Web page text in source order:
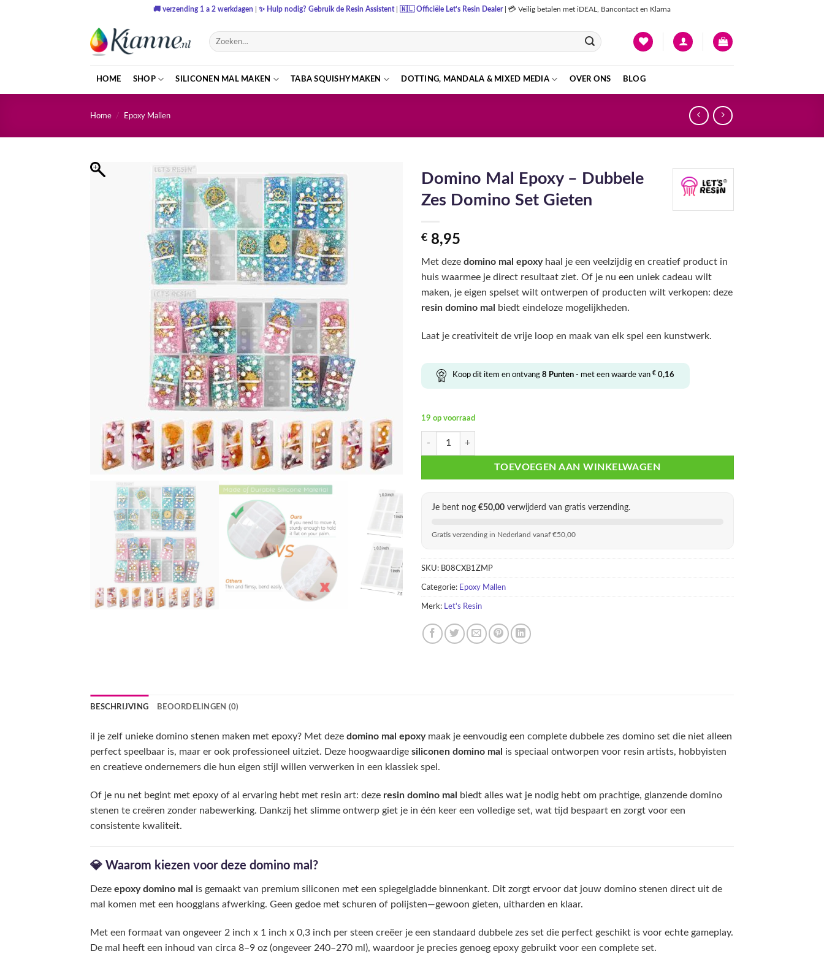
🚚 verzending 1 a 2 werkdagen ✨ Hulp nodig? Gebruik de Resin Assistent 🇳🇱Officiële Let’s Resin Dealer 💳 Veilig betalen met iDEAL, Bancontact en Klarna
Zoeken
naar:
HOME SHOP SILICONEN MAL MAKEN TABA SQUISHY MAKEN DOTTING, MANDALA & MIXED MEDIA OVER ONS BLOG
Home / Epoxy Mallen
Domino Mal Epoxy – Dubbele
Zes Domino Set Gieten
€ 8,95
Met deze domino mal epoxyhaal je een veelzijdig en creatief product in
huis waarmee je direct resultaat ziet. Of je nu een uniek cadeau wilt
maken, je eigen spelset wilt ontwerpen of producten wilt verkopen: deze
resin domino mal
biedt eindeloze mogelijkheden.
Laat je creativiteit de vrije loop en maak van elk spel een kunstwerk.
Koop dit item en ontvang 8 Punten - met een waarde van € 0,16
19 op voorraad
Domino Mal Epoxy – Dubbele Zes Domino Set Gieten aantal
TOEVOEGEN AAN WINKELWAGEN
Je bent nog €50,00 verwijderd van gratis verzending.
Gratis verzending in Nederland vanaf €50,00
SKU: B08CXB1ZMP
Categorie: Epoxy Mallen
Merk: Let's Resin
BESCHRIJVING BEOORDELINGEN (0)
il je zelf unieke domino stenen maken met epoxy? Met deze domino mal epoxymaak je eenvoudig een complete dubbele zes domino set die niet alleen
perfect speelbaar is, maar er ook professioneel uitziet. Deze hoogwaardige siliconen domino mal is speciaal ontworpen voor resin artists, hobbyisten
en creatieve ondernemers die hun eigen stijl willen verwerken in een klassiek spel.
Of je nu net begint met epoxy of al ervaring hebt met resin art: deze resin domino mal biedt alles wat je nodig hebt om prachtige, glanzende domino
stenen te creëren zonder nabewerking. Dankzij het slimme ontwerp giet je in één keer een volledige set, wat tijd bespaart en zorgt voor een
consistente kwaliteit.
💎 Waarom kiezen voor deze domino mal?
Deze epoxy domino mal is gemaakt van premium siliconen met een spiegelgladde binnenkant. Dit zorgt ervoor dat jouw domino stenen direct uit de
mal komen met een hoogglans afwerking. Geen gedoe met schuren of polijsten—gewoon gieten, uitharden en klaar.
Met een formaat van ongeveer 2 inch x 1 inch x 0,3 inch per steen creëer je een standaard dubbele zes set die perfect geschikt is voor echte gameplay.
De mal heeft een inhoud van circa 8–9 oz (ongeveer 240–270 ml), waardoor je precies genoeg epoxy gebruikt voor een complete set.